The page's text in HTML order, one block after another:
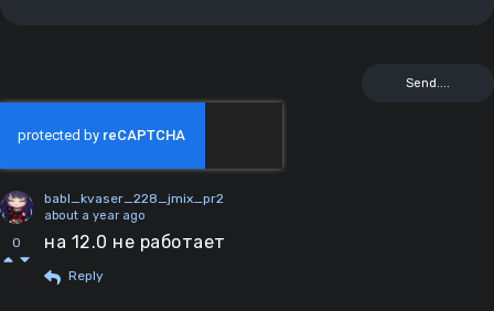
0
babl_kvaser_228_jmix_pr2
about a year ago
на 12.0 не работает
Reply